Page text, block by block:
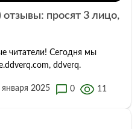
отзывы: просят 3 лицо,
читатели! Сегодня мы
ddverq.
января 2025 0 11